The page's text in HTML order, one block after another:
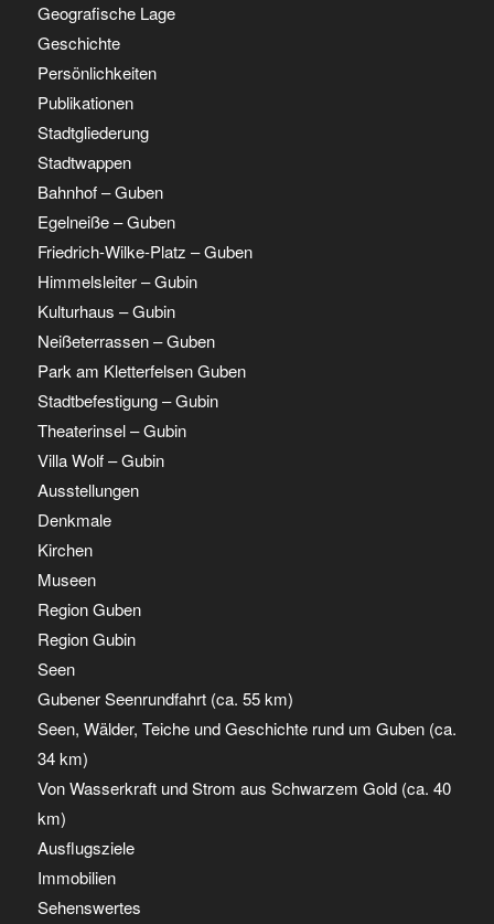
Geografische Lage
Geschichte
Persönlichkeiten
Publikationen
Stadtgliederung
Stadtwappen
Bahnhof – Guben
Egelneiße – Guben
Friedrich-Wilke-Platz – Guben
Himmelsleiter – Gubin
Kulturhaus – Gubin
Neißeterrassen – Guben
Park am Kletterfelsen Guben
Stadtbefestigung – Gubin
Theaterinsel – Gubin
Villa Wolf – Gubin
Ausstellungen
Denkmale
Kirchen
Museen
Region Guben
Region Gubin
Seen
Gubener Seenrundfahrt (ca. 55 km)
Seen, Wälder, Teiche und Geschichte rund um Guben (ca.
34 km)
Von Wasserkraft und Strom aus Schwarzem Gold (ca. 40
km)
Ausflugsziele
Immobilien
Sehenswertes